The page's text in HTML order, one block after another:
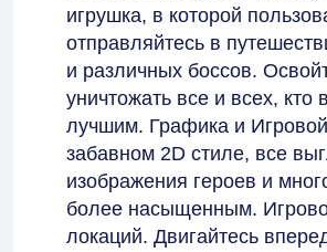
игрушка, в которой
отправляйтесь в
и различных боссов.
уничтожать все и всех, кто
лучшим. Графика и
забавном 2D стиле, все
изображения героев и
более насыщенным.
локаций. Двигайтесь